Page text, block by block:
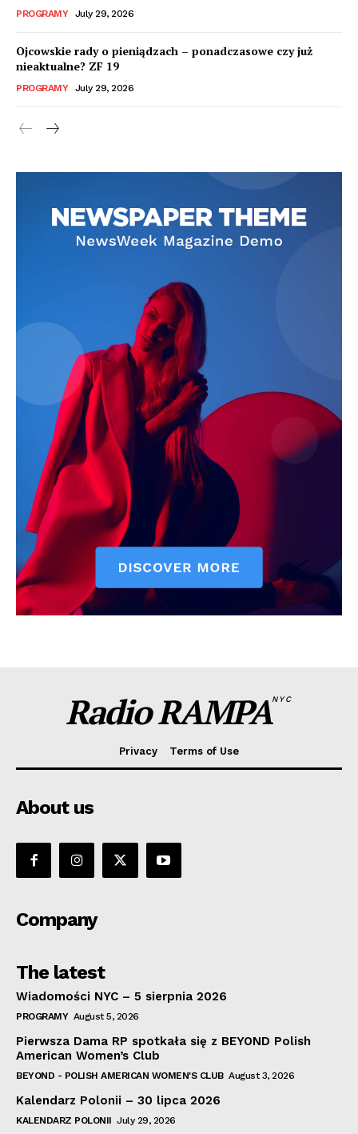
PROGRAMY July 29, 2026
Ojcowskie rady o pieniądzach – ponadczasowe czy już
nieaktualne? ZF 19
PROGRAMY July 29, 2026
Radio RAMPANYC
Privacy Terms of Use
About us
Company
The latest
Wiadomości NYC – 5 sierpnia 2026
PROGRAMY August 5, 2026
Pierwsza Dama RP spotkała się z BEYOND Polish
American Women’s Club
BEYOND - POLISH AMERICAN WOMEN'S CLUB August 3, 2026
Kalendarz Polonii – 30 lipca 2026
KALENDARZ POLONII July 29, 2026